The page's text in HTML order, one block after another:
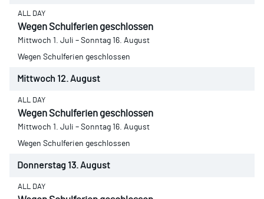
ALL DAY
Wegen Schulferien geschlossen
Mittwoch 1. Juli – Sonntag 16. August
Wegen Schulferien geschlossen
Mittwoch 12. August
ALL DAY
Wegen Schulferien geschlossen
Mittwoch 1. Juli – Sonntag 16. August
Wegen Schulferien geschlossen
Donnerstag 13. August
ALL DAY